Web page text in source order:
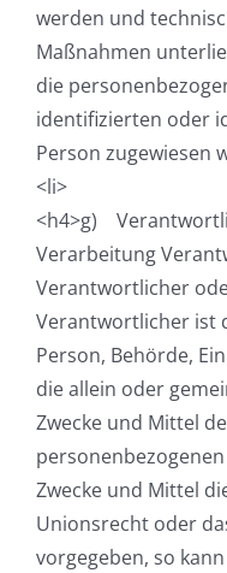
werden und
Maßnahmen
die
identifizierten oder
Person zugewiesen
<li>
<h4>g)
Verarbeitung
Verantwortlicher
Verantwortlicher ist
Person, Behörde,
die allein oder
Zwecke und Mittel
Zwecke und Mittel
Unionsrecht oder
vorgegeben, so